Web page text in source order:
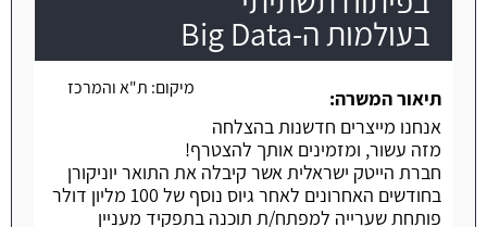
בעולמות ה-Big Data
מיקום: ת"א והמרכז
תיאור המשרה:
אנחנו מייצרים חדשנות בהצלחה
מזה עשור, ומזמינים אותך להצטרף!
חברת הייטק ישראלית אשר קיבלה את התואר יוניקורן
בחודשים האחרונים לאחר גיוס נוסף של 100 מליון דולר
פותחת שערייה למפתח/ת תוכנה בתפקיד מעניין